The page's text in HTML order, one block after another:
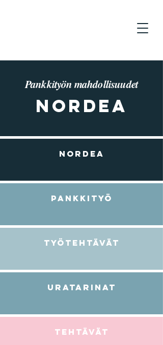
Pankkityön mahdollisuudet
Nordea
Nordea
Pankkityö
Työtehtävät
Uratarinat
TEHTÄVÄT